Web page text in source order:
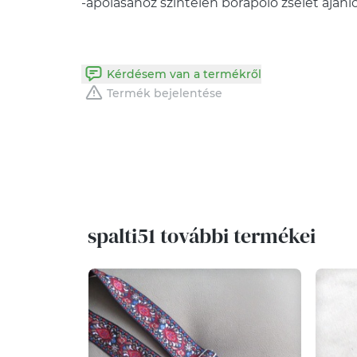
Kérdésem van a termékről
Termék bejelentése
spalti51 további termékei